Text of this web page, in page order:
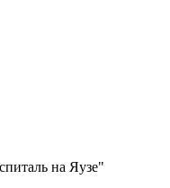
на Яузе"